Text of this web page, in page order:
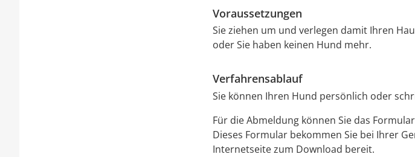
Voraussetzungen
Sie ziehen um und verlegen damit Ihren
oder Sie haben keinen Hund mehr.
Verfahrensablauf
Sie können Ihren Hund persönlich oder
Für die Abmeldung können Sie das
Dieses Formular bekommen Sie bei Ihrer
Internetseite zum Download bereit.